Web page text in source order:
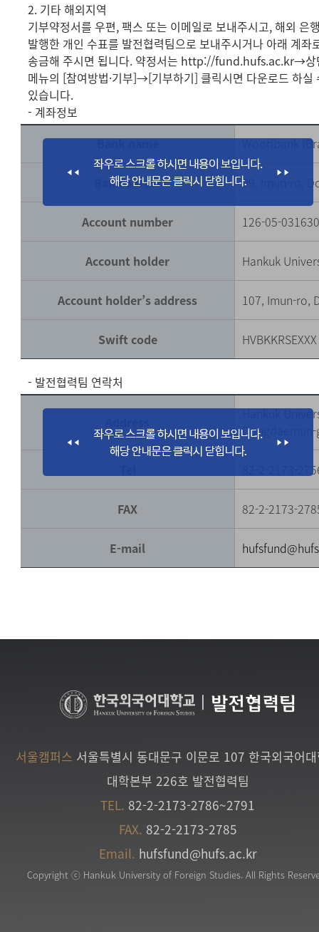
2. 기타 해외지역
기부약정서를 우편, 팩스 또는 이메일로 보내주시고, 해외 은
발행한 개인 수표를 발전협력팀으로 보내주시거나 아래 계좌
송금해 주시면 됩니다. 약정서는 http://fund.hufs.ac.kr→상
메뉴의 [참여방법·기부]→[기부하기] 클릭시면 다운로드 하실
있습니다.
- 계좌정보
Bank name
Wooribank
Bank adress 99, Imun-ro,
Account number 126-05-
Account holder Hankuk
Account holder’s address 107, Imun-ro,
Swift code HVBKKRSEXXX
- 발전협력팀 연락처
Hankuk
Dongdaemun-
82-2-2173-
FAX 82-2-2173-
E-mail
발전협력팀
서울캠퍼스 서울특별시 동대문구 이문로 107 한국외국어
대학본부 226호 발전협력팀
TEL. 82-2-2173-2786~2791
FAX. 82-2-2173-2785
Email. hufsfund@hufs.ac.kr
Copyright ⓒ Hankuk University of Foreign Studies. All Rights